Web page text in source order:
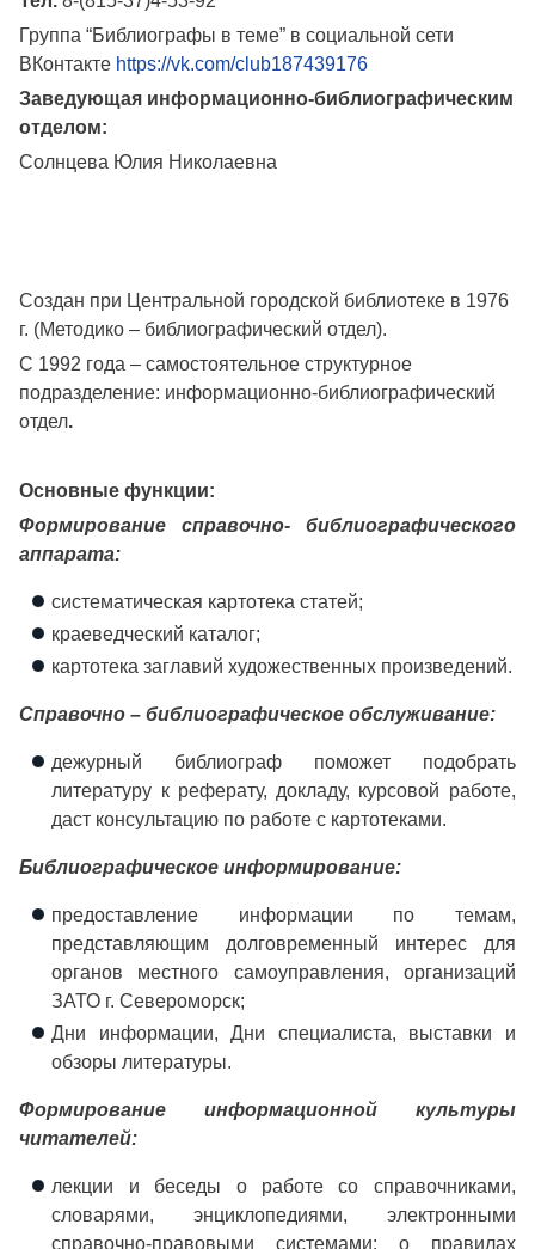
Группа “Библиографы в теме” в социальной сети
ВКонтакте https://vk.com/club187439176
Заведующая информационно-библиографическим
отделом:
Солнцева Юлия Николаевна
Создан при Центральной городской библиотеке в 1976
г. (Методико – библиографический отдел).
С 1992 года – самостоятельное структурное
подразделение: информационно-библиографический
отдел.
Основные функции:
Формирование справочно- библиографического
аппарата:
систематическая картотека статей;
краеведческий каталог;
картотека заглавий художественных произведений.
Справочно – библиографическое обслуживание:
дежурный библиограф поможет подобрать
литературу к реферату, докладу, курсовой работе,
даст консультацию по работе с картотеками.
Библиографическое информирование:
предоставление информации по темам,
представляющим долговременный интерес для
органов местного самоуправления, организаций
ЗАТО г. Североморск;
Дни информации, Дни специалиста, выставки и
обзоры литературы.
Формирование информационной культуры
читателей:
лекции и беседы о работе со справочниками,
словарями, энциклопедиями, электронными
справочно-правовыми системами; о правилах